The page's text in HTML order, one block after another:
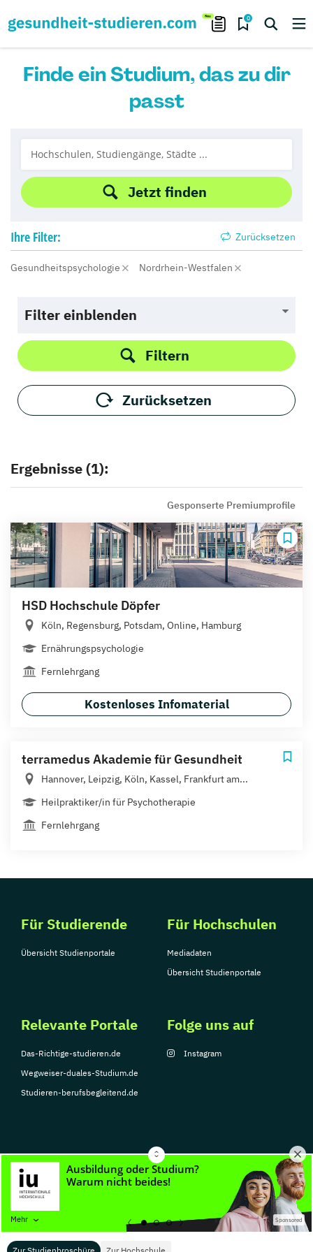
0
Mehr Sponsored
Finde ein Studium, das zu dir
passt
Jetzt finden
Ihre Filter: Zurücksetzen
Gesundheitspsychologie Nordrhein-Westfalen
Filter einblenden
Filtern
Zurücksetzen
Ergebnisse (1):
Gesponserte Premiumprofile
HSD Hochschule Döpfer
Köln, Regensburg, Potsdam, Online, Hamburg
Ernährungspsychologie
Fernlehrgang
Kostenloses Infomaterial
terramedus Akademie für Gesundheit
Hannover, Leipzig, Köln, Kassel, Frankfurt am...
Heilpraktiker/in für Psychotherapie
Fernlehrgang
Für Studierende
Übersicht Studienportale
Für Hochschulen
Mediadaten
Übersicht Studienportale
Relevante Portale
Das-Richtige-studieren.de
Wegweiser-duales-Studium.de
Studieren-berufsbegleitend.de
Folge uns auf
Instagram
© Copyright 2026, TarGroup Media GmbH
Nutzungsbedingungen